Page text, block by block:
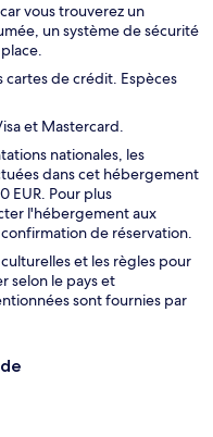
vous trouverez un
un système de sécurité
de crédit. Espèces
et Mastercard.
nationales, les
dans cet hébergement
EUR. Pour plus
l'hébergement aux
de réservation.
et les règles pour
selon le pays et
sont fournies par